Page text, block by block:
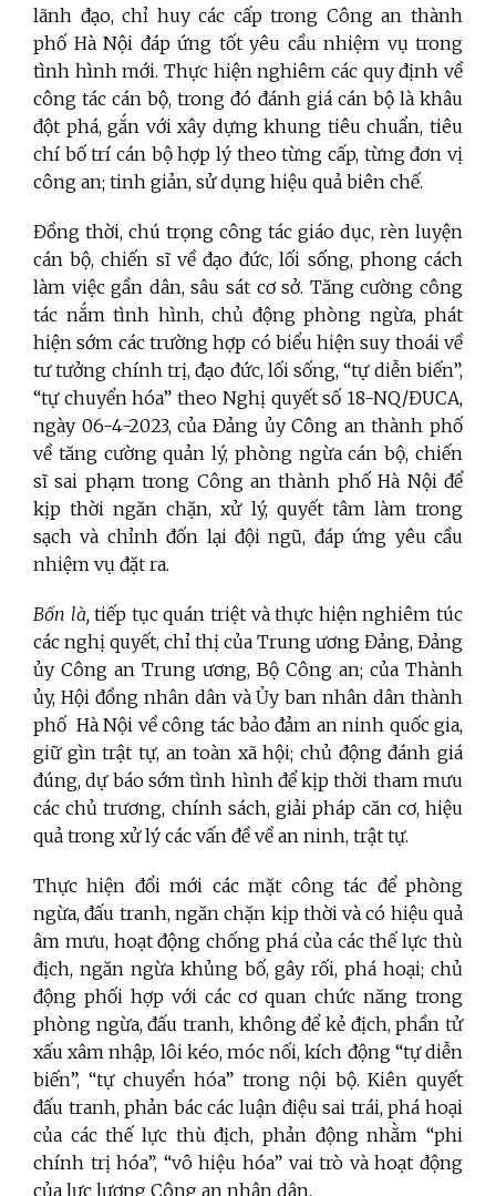
lãnh đạo, chỉ huy các cấp trong Công an thành
phố Hà Nội đáp ứng tốt yêu cầu nhiệm vụ trong
tình hình mới. Thực hiện nghiêm các quy định về
công tác cán bộ, trong đó đánh giá cán bộ là khâu
đột phá, gắn với xây dựng khung tiêu chuẩn, tiêu
chí bố trí cán bộ hợp lý theo từng cấp, từng đơn vị
công an; tinh giản, sử dụng hiệu quả biên chế.
Đồng thời, chú trọng công tác giáo dục, rèn luyện
cán bộ, chiến sĩ về đạo đức, lối sống, phong cách
làm việc gần dân, sâu sát cơ sở. Tăng cường công
tác nắm tình hình, chủ động phòng ngừa, phát
hiện sớm các trường hợp có biểu hiện suy thoái về
tư tưởng chính trị, đạo đức, lối sống, “tự diễn biến”,
“tự chuyển hóa” theo Nghị quyết số 18-NQ/ĐUCA,
ngày 06-4-2023, của Đảng ủy Công an thành phố
về tăng cường quản lý, phòng ngừa cán bộ, chiến
sĩ sai phạm trong Công an thành phố Hà Nội để
kịp thời ngăn chặn, xử lý, quyết tâm làm trong
sạch và chỉnh đốn lại đội ngũ, đáp ứng yêu cầu
nhiệm vụ đặt ra.
Bốn là, tiếp tục quán triệt và thực hiện nghiêm túc
các nghị quyết, chỉ thị của Trung ương Đảng, Đảng
ủy Công an Trung ương, Bộ Công an; của Thành
ủy, Hội đồng nhân dân và Ủy ban nhân dân thành
phố Hà Nội về công tác bảo đảm an ninh quốc gia,
giữ gìn trật tự, an toàn xã hội; chủ động đánh giá
đúng, dự báo sớm tình hình để kịp thời tham mưu
các chủ trương, chính sách, giải pháp căn cơ, hiệu
quả trong xử lý các vấn đề về an ninh, trật tự.
Thực hiện đổi mới các mặt công tác để phòng
ngừa, đấu tranh, ngăn chặn kịp thời và có hiệu quả
âm mưu, hoạt động chống phá của các thế lực thù
địch, ngăn ngừa khủng bố, gây rối, phá hoại; chủ
động phối hợp với các cơ quan chức năng trong
phòng ngừa, đấu tranh, không để kẻ địch, phần tử
xấu xâm nhập, lôi kéo, móc nối, kích động “tự diễn
biến”, “tự chuyển hóa” trong nội bộ. Kiên quyết
đấu tranh, phản bác các luận điệu sai trái, phá hoại
của các thế lực thù địch, phản động nhằm “phi
chính trị hóa”, “vô hiệu hóa” vai trò và hoạt động
của lực lượng Công an nhân dân.